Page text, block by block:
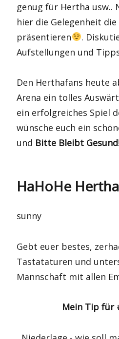
genug für Hertha usw..
hier die Gelegenheit
präsentieren
.
Aufstellungen und
Den Herthafans heute
Arena ein tolles
ein erfolgreiches Spiel
wünsche euch ein
und Bitte Bleibt
HaHoHe
sunny
Gebt euer bestes,
Tastataturen und
Mannschaft mit allen
Mein Tip für